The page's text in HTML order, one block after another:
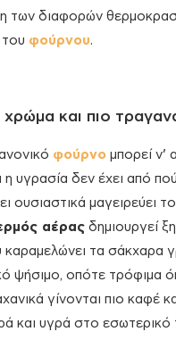
των διαφορών
φούρνου.
χρώμα και πιο
φούρνο μπορεί ν’
η υγρασία δεν έχει από
ουσιαστικά μαγειρεύει
αέρας δημιουργεί
καραμελώνει τα σάκχαρα
ψήσιμο, οπότε τρόφιμα
γίνονται πιο καφέ
και υγρά στο εσωτερικό